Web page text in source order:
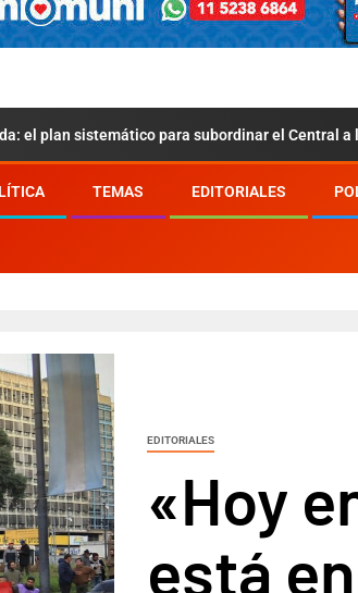
el plan sistemático para subordinar el Central a
TEMAS EDITORIALES
EDITORIALES
«Hoy
está